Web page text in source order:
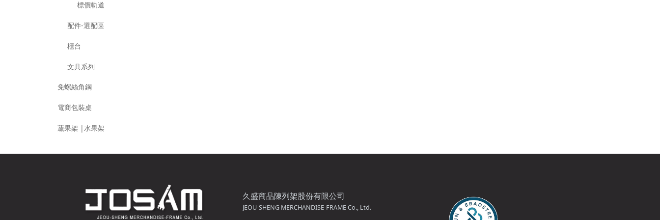
標價軌道
配件-選配區
櫃台
文具系列
免螺絲角鋼
電商包裝桌
蔬果架 |水果架
久盛商品陳列架股份有限公司
JEOU-SHENG MERCHANDISE-FRAME Co., Ltd.